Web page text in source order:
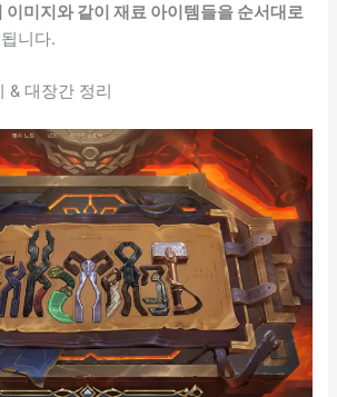
이미지와 같이 재료 아이템들을 순서대로
니다.
& 대장간 정리